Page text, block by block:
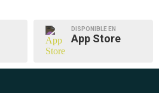
DISPONIBLE EN
App Store